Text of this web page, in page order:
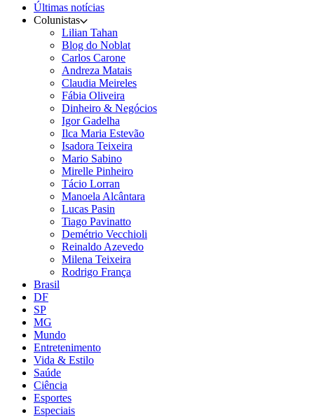
Últimas notícias
Colunistas
Lilian Tahan
Blog do Noblat
Carlos Carone
Andreza Matais
Claudia Meireles
Fábia Oliveira
Dinheiro & Negócios
Igor Gadelha
Ilca Maria Estevão
Isadora Teixeira
Mario Sabino
Mirelle Pinheiro
Tácio Lorran
Manoela Alcântara
Lucas Pasin
Tiago Pavinatto
Demétrio Vecchioli
Reinaldo Azevedo
Milena Teixeira
Rodrigo França
Brasil
DF
SP
MG
Mundo
Entretenimento
Vida & Estilo
Saúde
Ciência
Esportes
Especiais